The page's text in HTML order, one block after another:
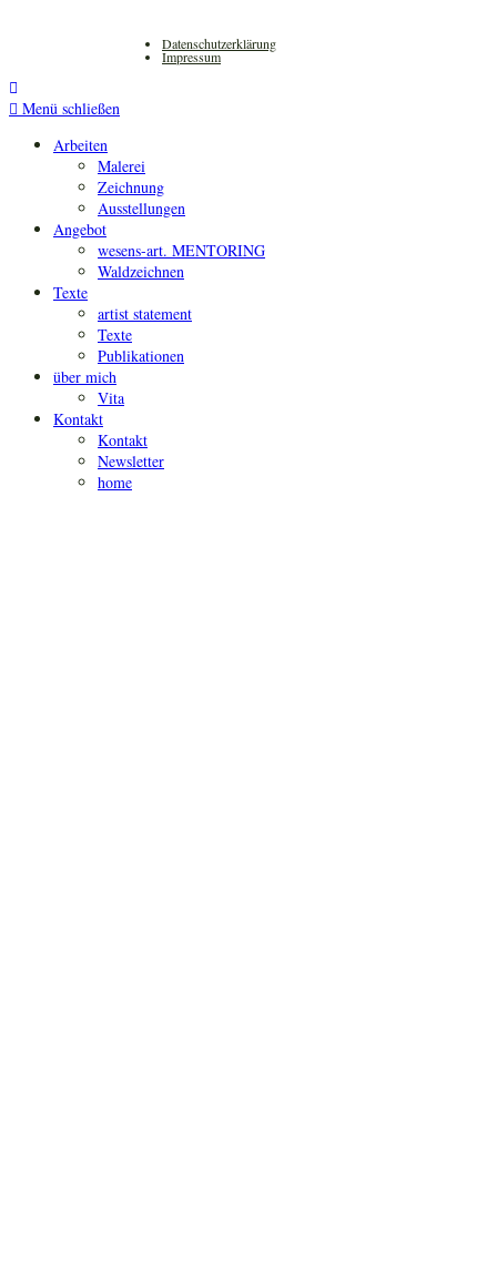
Datenschutzerklärung
Impressum
Menü schließen
Arbeiten
Malerei
Zeichnung
Ausstellungen
Angebot
wesens-art. MENTORING
Waldzeichnen
Texte
artist statement
Texte
Publikationen
über mich
Vita
Kontakt
Kontakt
Newsletter
home